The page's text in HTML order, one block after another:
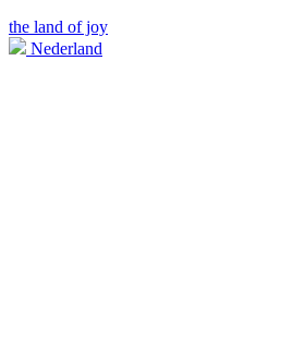
the land of joy
Nederland